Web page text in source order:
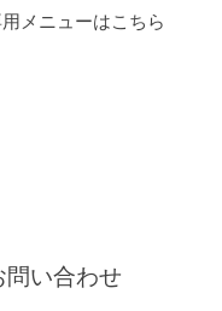
メニューはこちら
問い合わせ